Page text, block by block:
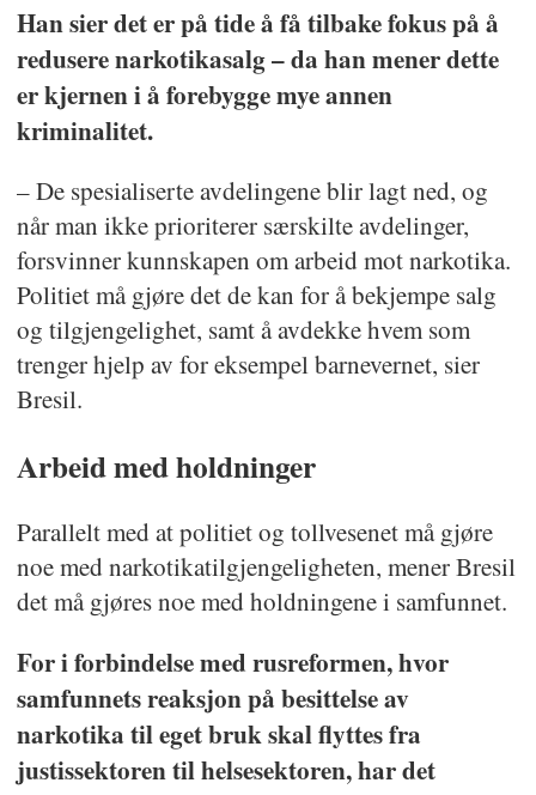
Han sier det er på tide å få tilbake fokus på å
redusere narkotikasalg – da han mener dette
er kjernen i å forebygge mye annen
kriminalitet.
– De spesialiserte avdelingene blir lagt ned, og
når man ikke prioriterer særskilte avdelinger,
forsvinner kunnskapen om arbeid mot narkotika.
Politiet må gjøre det de kan for å bekjempe salg
og tilgjengelighet, samt å avdekke hvem som
trenger hjelp av for eksempel barnevernet, sier
Bresil.
Arbeid med holdninger
Parallelt med at politiet og tollvesenet må gjøre
noe med narkotikatilgjengeligheten, mener Bresil
det må gjøres noe med holdningene i samfunnet.
For i forbindelse med rusreformen, hvor
samfunnets reaksjon på besittelse av
narkotika til eget bruk skal flyttes fra
justissektoren til helsesektoren, har det